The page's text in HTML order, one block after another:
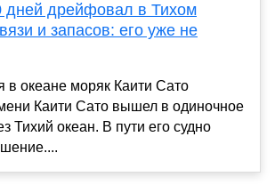
дней дрейфовал в Тихом
и запасов: его уже не
в океане моряк Каити Сато
Каити Сато вышел в одиночное
Тихий океан. В пути его судно